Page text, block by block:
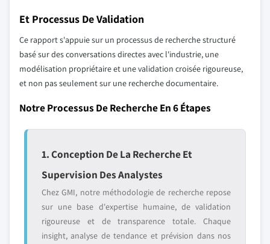
Et Processus De Validation
Ce rapport s'appuie sur un processus de recherche structuré
basé sur des conversations directes avec l'industrie, une
modélisation propriétaire et une validation croisée rigoureuse,
et non pas seulement sur une recherche documentaire.
Notre Processus De Recherche En 6 Étapes
1. Conception De La Recherche Et
Supervision Des Analystes
Chez GMI, notre méthodologie de recherche repose
sur une base d'expertise humaine, de validation
rigoureuse et de transparence totale. Chaque
insight, analyse de tendance et prévision dans nos